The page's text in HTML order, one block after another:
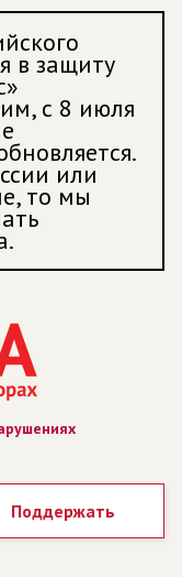
в защиту
с 8 июля
или
то мы
Поддержать